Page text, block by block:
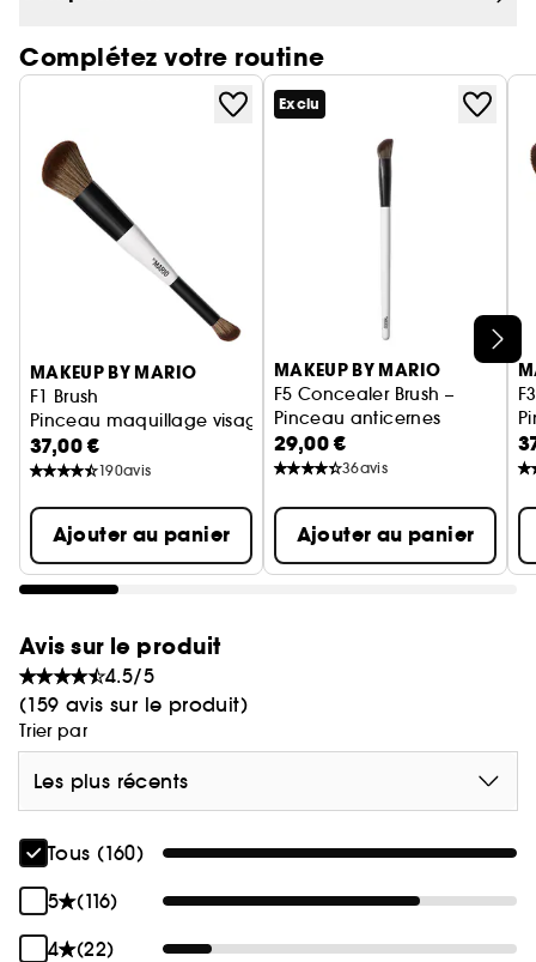
Complétez votre routine
Ignorer le carrousel produits
MAKEUP BY MARIO
F1 Brush
Pinceau maquillage visage
37,00 €
190avis
Ajouter au panier
Exclu
MAKEUP BY MARIO
F5 Concealer Brush –
Pinceau anticernes
29,00 €
36avis
Ajouter au panier
Avis sur le produit
4.5/5
(159 avis sur le produit)
Trier par
Les plus récents
Tous (160)
5
(116)
4
(22)